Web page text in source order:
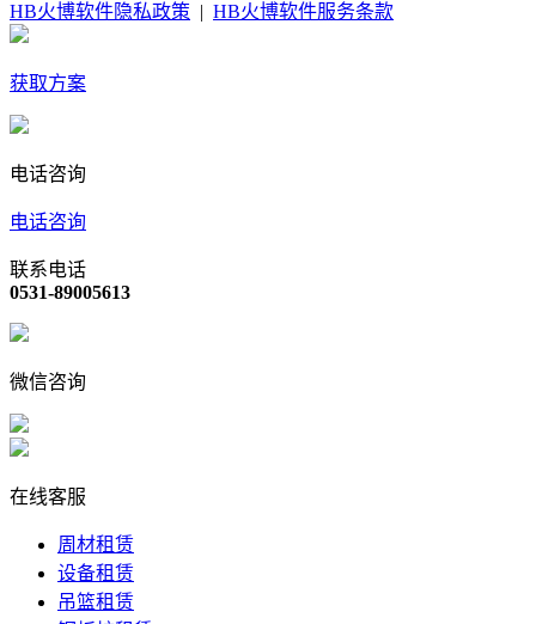
HB火博软件隐私政策
HB火博软件服务条款
获取方案
电话咨询
电话咨询
联系电话
0531-89005613
微信咨询
在线客服
周材租赁
设备租赁
吊篮租赁